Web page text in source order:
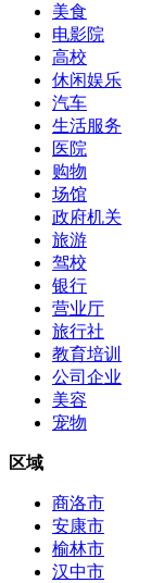
美食
电影院
高校
休闲娱乐
汽车
生活服务
医院
购物
场馆
政府机关
旅游
驾校
银行
营业厅
旅行社
教育培训
公司企业
美容
宠物
区域
商洛市
安康市
榆林市
汉中市